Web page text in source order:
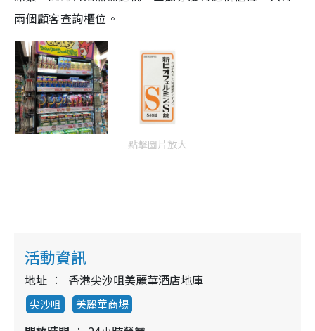
兩個顧客查詢櫃位。
點擊圖片放大
活動資訊
地址 香港尖沙咀美麗華酒店地庫
尖沙咀 美麗華商場